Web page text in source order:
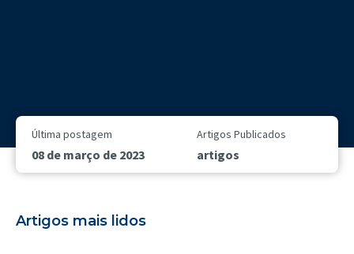
Última postagem
08 de março de 2023
Artigos Publicados
artigos
Artigos mais lidos